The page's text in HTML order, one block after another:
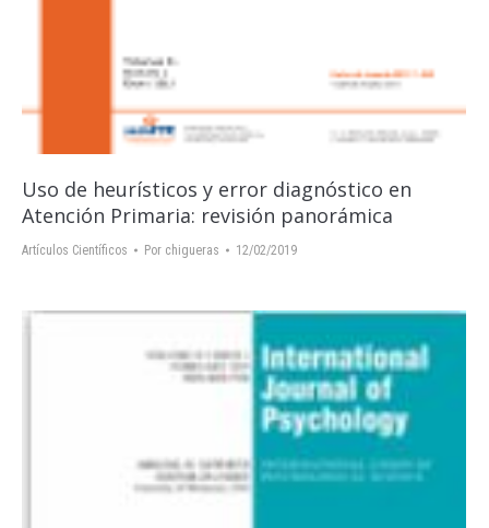
Uso de heurísticos y error diagnóstico en
Atención Primaria: revisión panorámica
Artículos Científicos Por chigueras 12/02/2019